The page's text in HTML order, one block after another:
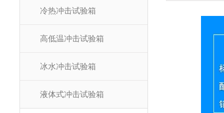
冷热冲击试验箱
高低温冲击试验箱
冰水冲击试验箱
液体式冲击试验箱